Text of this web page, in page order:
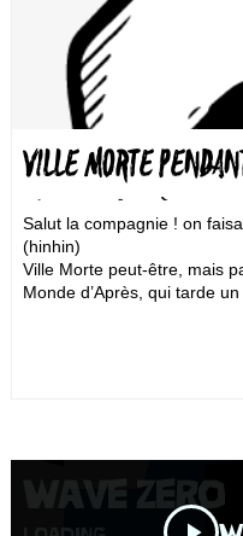
VILLE MORTE
MONDE D’APRÈS !?
Salut la compagnie ! on
(hinhin)
Ville Morte peut-être, mais
Monde d’Après, qui tarde